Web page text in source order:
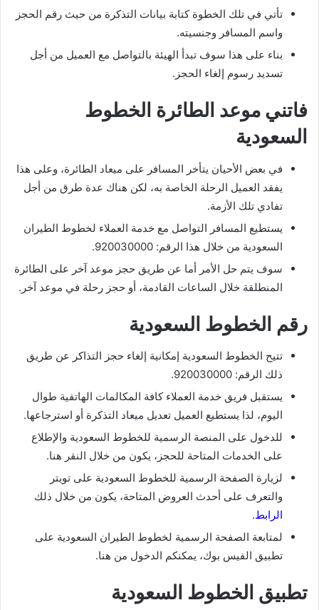
تأتي في تلك الخطوة كتابة بيانات التذكرة من حيث رقم الحجز
واسم المسافر وجنسيته.
بناء على هذا سوف تبدأ الهيئة بالتواصل مع العميل من أجل
تسديد رسوم إلغاء الحجز.
فاتني موعد الطائرة الخطوط
السعودية
في بعض الأحيان يتأخر المسافر على ميعاد الطائرة، وعلى هذا
يفقد العميل الرحلة الخاصة به، لكن هناك عدة طرق من أجل
تفادي تلك الأزمة.
يستطيع المسافر التواصل مع خدمة العملاء لخطوط الطيران
السعودية من خلال هذا الرقم: 920030000.
سوف يتم حل الأمر أما عن طريق حجز موعد آخر على الطائرة
المنطلقة خلال الساعات القادمة، أو حجز رحلة في موعد آخر.
رقم الخطوط السعودية
تتيح الخطوط السعودية إمكانية إلغاء حجز التذاكر عن طريق
ذلك الرقم: 920030000.
يستقبل فريق خدمة العملاء كافة المكالمات الهاتفية طوال
اليوم، لذا يستطيع العميل تعديل ميعاد التذكرة أو استرجاعها.
للدخول على المنصة الرسمية للخطوط السعودية والإطلاع
على الخدمات المتاحة للحجز، يكون من خلال النقر هنا.
لزيارة الصفحة الرسمية للخطوط السعودية على تويتر
والتعرف على أحدث العروض المتاحة، يكون من خلال ذلك
الرابط.
لمتابعة الصفحة الرسمية لخطوط الطيران السعودية على
تطبيق الفيس بوك، يمكنكم الدخول من هنا.
تطبيق الخطوط السعودية